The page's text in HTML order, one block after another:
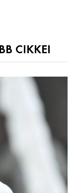
CIKKEI